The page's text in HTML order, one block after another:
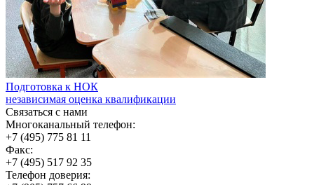
Подготовка к НОК
независимая оценка квалификации
Связаться с нами
Многоканальный телефон:
+7 (495) 775 81 11
Факс:
+7 (495) 517 92 35
Телефон доверия: